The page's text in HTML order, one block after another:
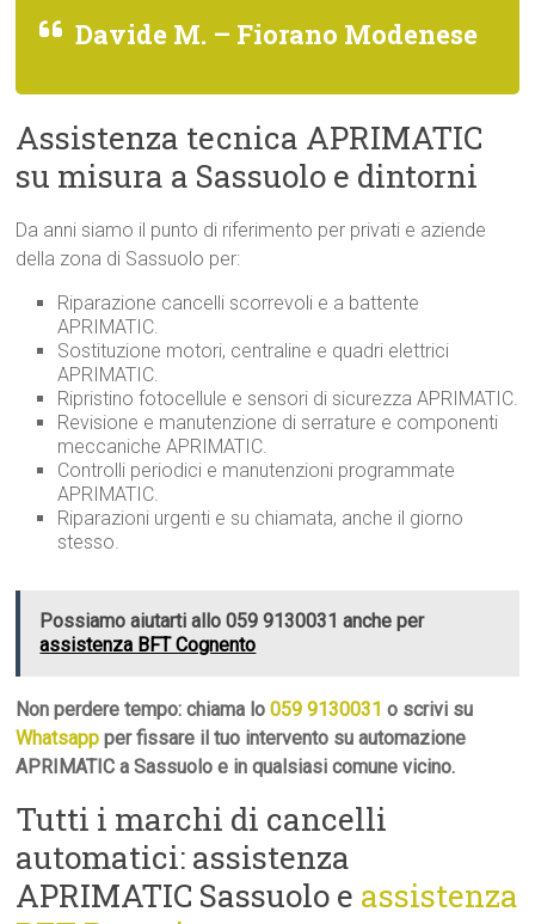
Davide M. – Fiorano Modenese
Assistenza tecnica APRIMATIC
su misura a Sassuolo e dintorni
Da anni siamo il punto di riferimento per privati e aziende
della zona di Sassuolo per:
Riparazione cancelli scorrevoli e a battente
APRIMATIC.
Sostituzione motori, centraline e quadri elettrici
APRIMATIC.
Ripristino fotocellule e sensori di sicurezza APRIMATIC.
Revisione e manutenzione di serrature e componenti
meccaniche APRIMATIC.
Controlli periodici e manutenzioni programmate
APRIMATIC.
Riparazioni urgenti e su chiamata, anche il giorno
stesso.
Possiamo aiutarti allo 059 9130031 anche per
assistenza BFT Cognento
Non perdere tempo: chiama lo059 9130031 o scrivi su
Whatsapp per fissare il tuo intervento su automazione
APRIMATIC a Sassuolo e in qualsiasi comune vicino.
Tutti i marchi di cancelli
automatici: assistenza
APRIMATIC Sassuolo e assistenza